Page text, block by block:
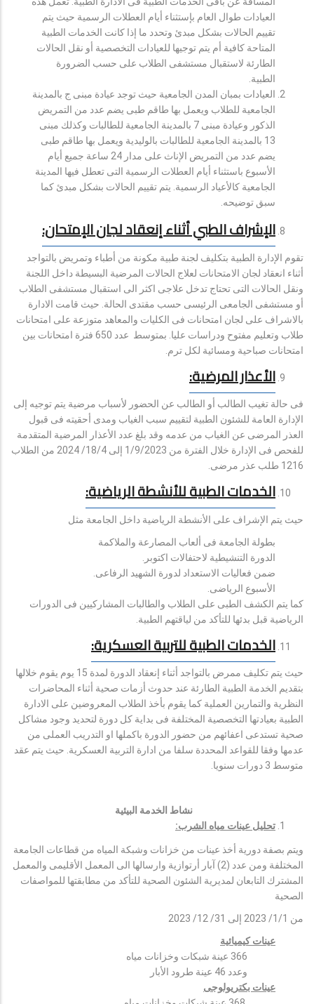
العيادات طوال العام بإستثناء أيام العطلات الرسمية حيث يتم
تقييم الحالات بشكل مبدئ وتحدد ما إذا كانت الخدمات الطبية
المتاحة كافية أم يتم توجيها للعيادات التخصصية أو نقل الحالات
الطارئة لاستقبال مستشفى الطلاب على حسب الضرورة
الطبية.
العيادات بمبان المدن الجامعية حيث توجد عيادة مبنى ج بالمدينة
الجامعية للطلاب ويعمل بها طاقم طبى يضم عدد من التمريض
الذكور وعيادة مبنى 7 بالمدينة الجامعية للطالبات وكذلك مبنى
13 بالمدينة الجامعية للطالبات بالوليدية ويعمل بها طاقم طبى
يضم عدد من التمريض الإناث على مدار 24 ساعة جميع أيام
الأسبوع باستثناء أيام العطلات الرسمية التى تعطل فيها المدينة
الجامعية كالأعياد الرسمية. يتم تقييم الحالات بشكل مبدئ كما
سبق توضيحه.
الإشراف الطبي أثناء إنعقاد لجان الإمتحان:
تقوم الإدارة الطبية بتكليف لجنة طبية مكونة من أطباء وتمريض بالتواجد
أثناء انعقاد لجان الامتحانات لعلاج الحالات المرضية البسيطة داخل اللجنة
ونقل الحالات التى تحتاج تدخل علاجى اكثر الى استقبال مستشفى الطلاب
أو مستشفى الجامعى الرئيسى حسب مقتدى الحالة. حيث قامت الادارة
بالاشراف على لجان امتحانات فى الكليات والمعاهد متوزعة على امتحانات
طلاب وتعليم مفتوح ودراسات عليا. بمتوسط عدد 650 فترة امتحانات بين
امتحانات صباحية ومسائية لكل ترم.
الأعذار المرضية:
فى حالة تغيب الطالب أو الطالب عن الحضور لأسباب مرضية يتم توجيه إلى
الإدارة العامة للشئون الطبية لتقييم سبب الغياب ومدى أحقيته فى قبول
العذر المرضى عن الغياب من عدمه وقد بلغ عدد الأعذار المرضية المتقدمة
للفحص فى الإدارة خلال الفترة من 1/9/2023 إلى 18/4/ 2024 من الطلاب
1216 طلب عذر مرضى.
الخدمات الطبية للأنشطة الرياضية:
حيث يتم الإشراف على الأنشطة الرياضية داخل الجامعة مثل
بطولة الجامعة فى ألعاب المصارعة والملاكمة
الدورة التنشيطية لاحتفالات اكتوبر.
ضمن فعاليات الاستعداد لدورة الشهيد الرفاعى.
الأسبوع الرياضى.
كما يتم الكشف الطبى على الطلاب والطالبات المشاركيين فى الدورات
الرياضية قبل بدئها للتأكد من لياقتهم الطبية.
الخدمات الطبية للتربية العسكرية:
حيث يتم تكليف ممرض بالتواجد أثناء إنعقاد الدورة لمدة 15 يوم يقوم خلالها
بتقديم الخدمة الطبية الطارئة عند حدوث أزمات صحية أثناء المحاضرات
النظرية والتمارين العملية كما يقوم بأخذ الطلاب المعروضين على الادارة
الطبية بعيادتها التخصصية المختلفة فى بداية كل دورة لتحديد وجود مشاكل
صحية تستدعى اعفائهم من حضور الدورة باكملها او التدريب العملى من
عدمها وفقا للقواعد المحددة سلفا من ادارة التربية العسكرية. حيث يتم عقد
متوسط 3 دورات سنويا.
نشاط الخدمة البيئية
تحليل عينات مياه الشرب:
ويتم بصفة دورية أخذ عينات من خزانات وشبكة المياه من قطاعات الجامعة
المختلفة ومن عدد (2) آبار أرتوازية وارسالها الى المعمل الأقليمى والمعمل
المشترك التابعان لمديرية الشئون الصحية للتأكد من مطابقتها للمواصفات
الصحية
من 1/1/ 2023 إلى 31/ 12/ 2023
عينات كيميائية
366 عينة شبكات وخزانات مياه
وعدد 46 عينة طرود الأبار
عينات بكتريولوجى